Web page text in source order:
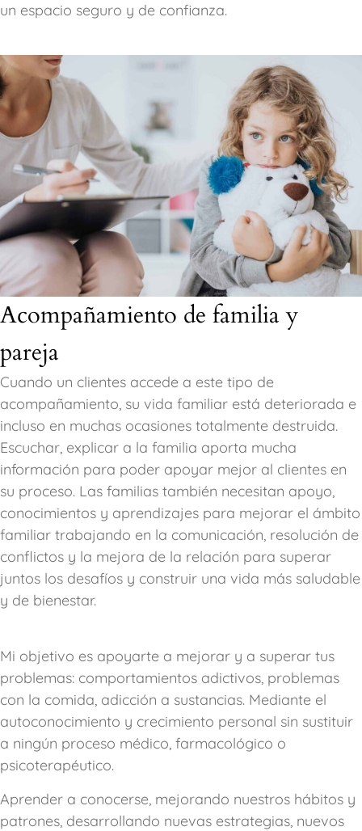
un espacio seguro y de confianza.
Acompañamiento de familia y
pareja
Cuando un clientes accede a este tipo de
acompañamiento, su vida familiar está deteriorada e
incluso en muchas ocasiones totalmente destruida.
Escuchar, explicar a la familia aporta mucha
información para poder apoyar mejor al clientes en
su proceso. Las familias también necesitan apoyo,
conocimientos y aprendizajes para mejorar el ámbito
familiar trabajando en la comunicación, resolución de
conflictos y la mejora de la relación para superar
juntos los desafíos y construir una vida más saludable
y de bienestar.
Mi objetivo es apoyarte a mejorar y a superar tus
problemas: comportamientos adictivos, problemas
con la comida, adicción a sustancias. Mediante el
autoconocimiento y crecimiento personal sin sustituir
a ningún proceso médico, farmacológico o
psicoterapéutico.
Aprender a conocerse, mejorando nuestros hábitos y
patrones, desarrollando nuevas estrategias, nuevos